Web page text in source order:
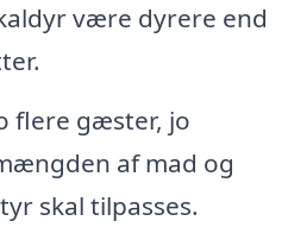
være dyrere end
flere gæster, jo
af mad og
skal tilpasses.